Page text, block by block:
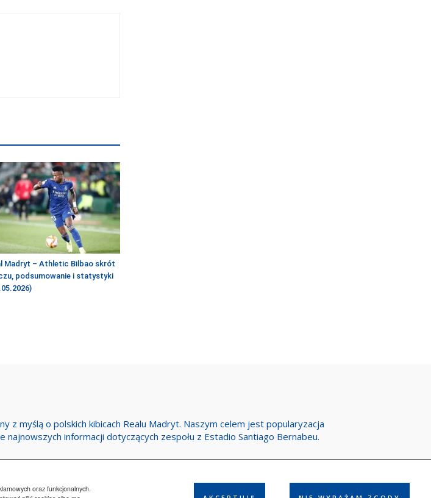
oraz funkcjonalnych.
Madryt – Athletic Bilbao skrót
podsumowanie i statystyki
z myślą o polskich kibicach Realu Madryt. Naszym celem jest popularyzacja
najnowszych informacji dotyczących zespołu z Estadio Santiago Bernabeu.